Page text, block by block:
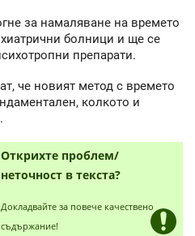
за намаляване на времето
болници и ще се
препарати.
че новият метод с времето
колкото и
Открихте проблем/
неточност в текста?
Докладвайте за повече качествено
съдържание!